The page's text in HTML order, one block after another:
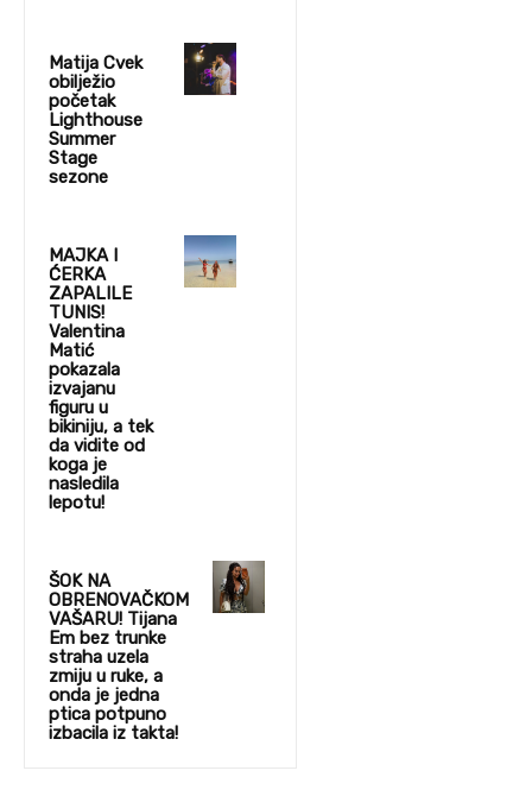
Matija Cvek
obilježio
početak
Lighthouse
Summer
Stage
sezone
MAJKA I
ĆERKA
ZAPALILE
TUNIS!
Valentina
Matić
pokazala
izvajanu
figuru u
bikiniju, a tek
da vidite od
koga je
nasledila
lepotu!
ŠOK NA
OBRENOVAČKOM
VAŠARU! Tijana
Em bez trunke
straha uzela
zmiju u ruke, a
onda je jedna
ptica potpuno
izbacila iz takta!